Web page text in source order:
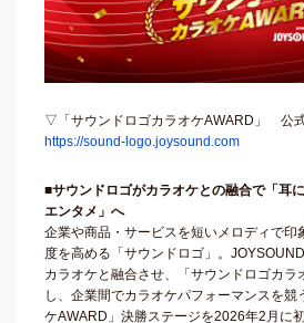
▽「サウンドロゴカラオケAWARD」 公式
https://sound-logo.joysound.com
■サウンドロゴがカラオケとの融合で「耳
エンタメ」へ
企業や商品・サービスを短いメロディで印
度を高める「サウンドロゴ」。
カラオケと融合させ、「サウンドロゴカラ
し、企業間でカラオケパフォーマンスを競
ケAWARD」決勝ステージを2026年2月に